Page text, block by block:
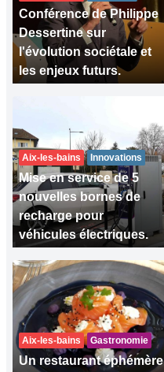
Conférence de Philippe
Dessertine sur
l'évolution sociétale et
les enjeux futurs.
Aix-les-bains Innovations
Mise en service de 5
nouvelles bornes de
recharge pour
véhicules électriques.
Aix-les-bains Gastronomie
Un restaurant éphémère